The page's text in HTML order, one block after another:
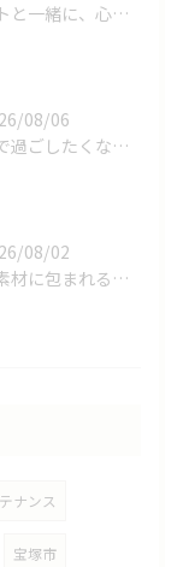
ペットと一緒に、心地よく暮らせるおうちへ🐶🌿
08/06
裸足で過ごしたくなる、木のぬくもりを感じる床🌿
08/02
自然素材に包まれる、心地よい寝室🌿
ナンス
宝塚市